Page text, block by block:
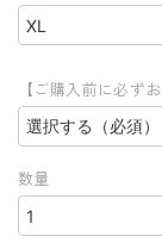
【ご購入前に必ず
数量